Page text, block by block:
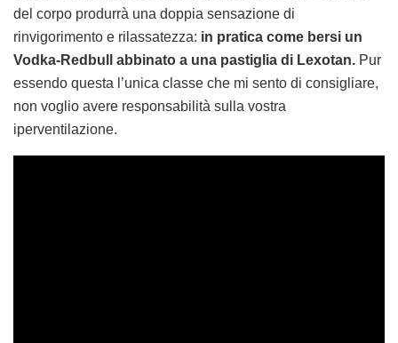
del corpo produrrà una doppia sensazione di
rinvigorimento e rilassatezza: in pratica come bersi un
Vodka-Redbull abbinato a una pastiglia di Lexotan. Pur
essendo questa l’unica classe che mi sento di consigliare,
non voglio avere responsabilità sulla vostra
iperventilazione.